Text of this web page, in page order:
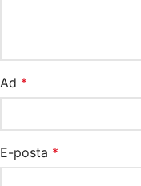
Ad *
E-posta *